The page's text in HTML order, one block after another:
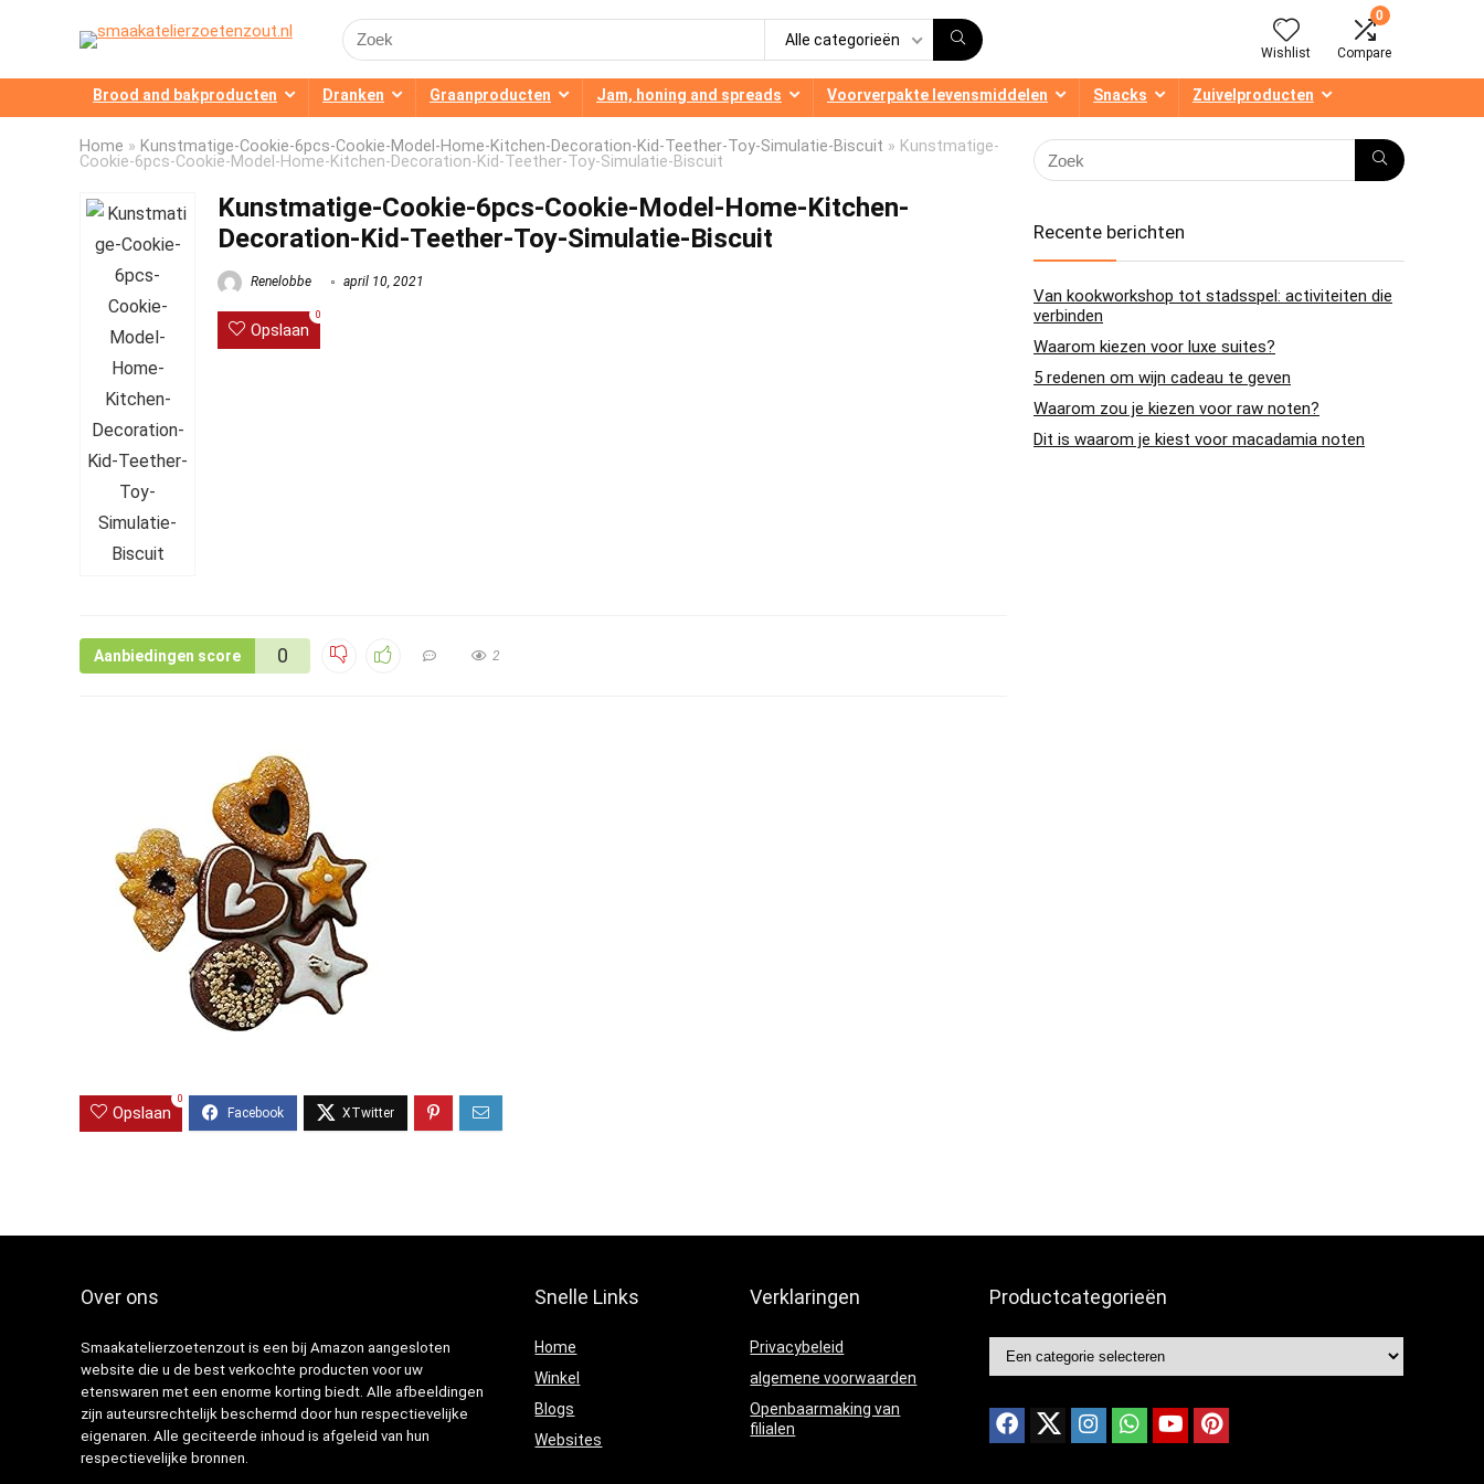
Search
for:
Alle categorieën
Wishlist
0
Compare
Brood and bakproducten Dranken Graanproducten Jam, honing and spreads Voorverpakte levensmiddelen Snacks Zuivelproducten
Home » Kunstmatige-Cookie-6pcs-Cookie-Model-Home-Kitchen-Decoration-Kid-Teether-Toy-Simulatie-Biscuit » Kunstmatige-
Cookie-6pcs-Cookie-Model-Home-Kitchen-Decoration-Kid-Teether-Toy-Simulatie-Biscuit
Kunstmatige-Cookie-6pcs-Cookie-Model-Home-Kitchen-
Decoration-Kid-Teether-Toy-Simulatie-Biscuit
Renelobbe april 10, 2021
Opslaan
0
Aanbiedingen score 0 2
Opslaan
0
Recente berichten
Van kookworkshop tot stadsspel: activiteiten die
verbinden
Waarom kiezen voor luxe suites?
5 redenen om wijn cadeau te geven
Waarom zou je kiezen voor raw noten?
Dit is waarom je kiest voor macadamia noten
Over ons
Smaakatelierzoetenzout is een bij Amazon aangesloten
website die u de best verkochte producten voor uw
etenswaren met een enorme korting biedt. Alle afbeeldingen
zijn auteursrechtelijk beschermd door hun respectievelijke
eigenaren. Alle geciteerde inhoud is afgeleid van hun
respectievelijke bronnen.
Snelle Links
Home
Winkel
Blogs
Websites
Verklaringen
Privacybeleid
algemene voorwaarden
Openbaarmaking van
filialen
Productcategorieën